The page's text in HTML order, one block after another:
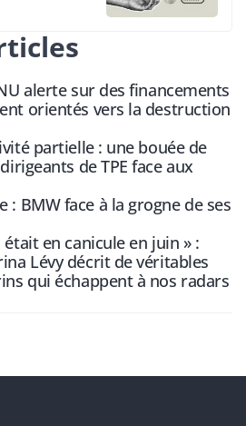
alerte sur des financements
orientés vers la destruction
partielle : une bouée de
de TPE face aux
: BMW face à la grogne de ses
était en canicule en juin » :
Lévy décrit de véritables
qui échappent à nos radars